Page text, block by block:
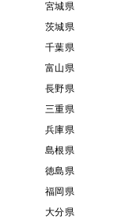
宮城県
茨城県
千葉県
富山県
長野県
三重県
兵庫県
島根県
徳島県
福岡県
大分県